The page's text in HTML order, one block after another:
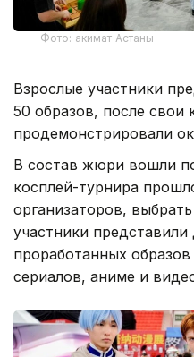
Фото: акимат Астаны
Взрослые участники
50 образов, после свои
продемонстрировали
В состав жюри вошли
косплей-турнира
организаторов,
участники
проработанных
сериалов, аниме и